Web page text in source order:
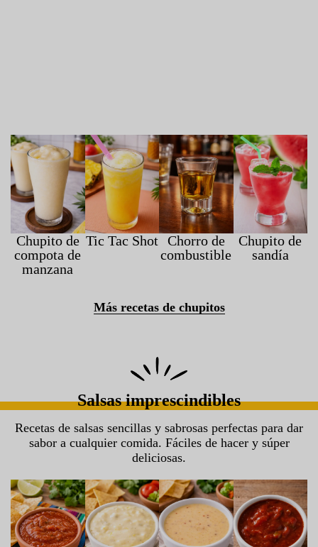
Chupito de
compota de
manzana
Tic Tac Shot
Chorro de
combustible
Chupito de
sandía
Más recetas de chupitos
Salsas imprescindibles
Recetas de salsas sencillas y sabrosas perfectas para dar
sabor a cualquier comida. Fáciles de hacer y súper
deliciosas.